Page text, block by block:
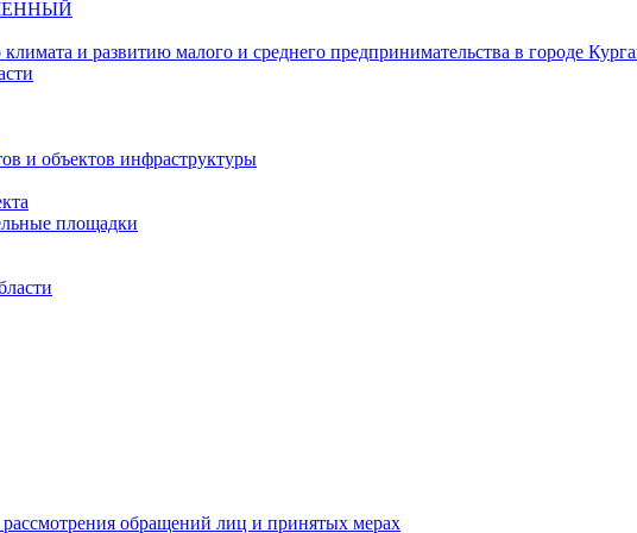
и развитию малого и среднего предпринимательства в городе
и объектов инфраструктуры
площадки
обращений лиц и принятых мерах